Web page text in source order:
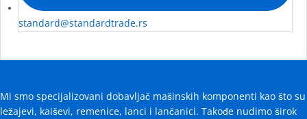
standard@standardtrade.rs
Mi smo specijalizovani dobavljač mašinskih komponenti kao što su
ležajevi, kaiševi, remenice, lanci i lančanici. Takođe nudimo širok